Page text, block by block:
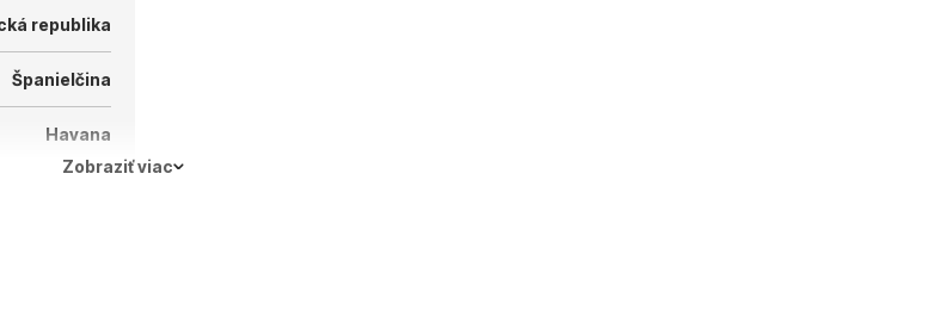
republika
Španielčina
Havana
Zobraziť viac